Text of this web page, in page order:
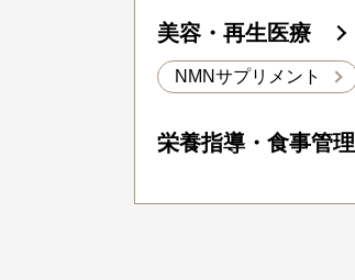
美容・再生医療
NMNサプリメント
栄養指導・食事管理